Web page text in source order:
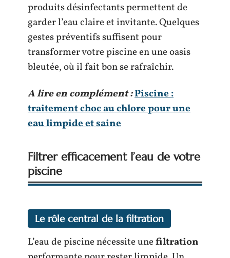
produits désinfectants permettent de
garder l’eau claire et invitante. Quelques
gestes préventifs suffisent pour
transformer votre piscine en une oasis
bleutée, où il fait bon se rafraîchir.
A lire en complément :Piscine :
traitement choc au chlore pour une
eau limpide et saine
Filtrer efficacement l’eau de votre
piscine
Le rôle central de la filtration
L’eau de piscine nécessite unefiltration